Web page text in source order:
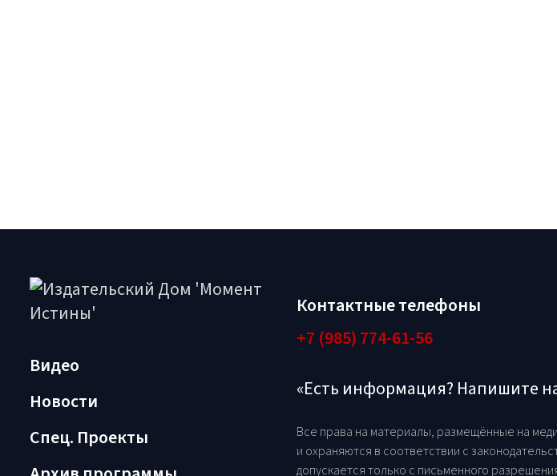
Видео
Новости
Спец. Проекты
Контактные телефоны
+7 (985) 774-61-56
«Есть информация? Напишите
Все права на материалы, размещённые на
и охраняются в соответствии с
допускается только с письменного